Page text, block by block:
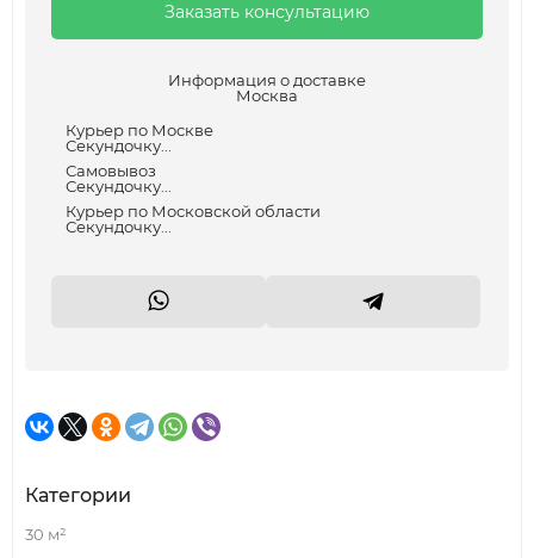
Заказать консультацию
Информация о доставке
Москва
Курьер по Москве
Секундочку...
Самовывоз
Секундочку...
Курьер по Московской области
Секундочку...
Категории
30 м²